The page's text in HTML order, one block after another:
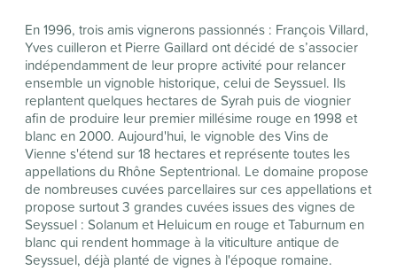
En 1996, trois amis vignerons passionnés : François Villard,
Yves cuilleron et Pierre Gaillard ont décidé de s’associer
indépendamment de leur propre activité pour relancer
ensemble un vignoble historique, celui de Seyssuel. Ils
replantent quelques hectares de Syrah puis de viognier
afin de produire leur premier millésime rouge en 1998 et
blanc en 2000. Aujourd'hui, le vignoble des Vins de
Vienne s'étend sur 18 hectares et représente toutes les
appellations du Rhône Septentrional. Le domaine propose
de nombreuses cuvées parcellaires sur ces appellations et
propose surtout 3 grandes cuvées issues des vignes de
Seyssuel : Solanum et Heluicum en rouge et Taburnum en
blanc qui rendent hommage à la viticulture antique de
Seyssuel, déjà planté de vignes à l'époque romaine.